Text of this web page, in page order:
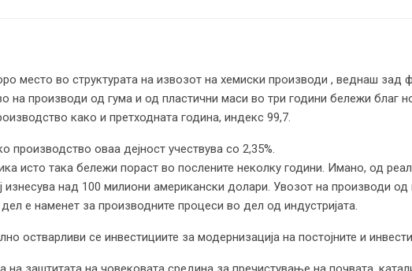
место во структурата на извозот на хемиски производи , веднаш зад
на производи од гума и од пластични маси во три години бележи благ
како и претходната година, индекс 99,7.
производство оваа дејност учествува со 2,35%.
исто така бележи пораст во послените неколку години. Имано, од
над 100 милиони американски долари. Увозот на производи од
е наменет за производните процеси во дел од индустријата.
остварливи се инвестициите за модернизација на постојните и